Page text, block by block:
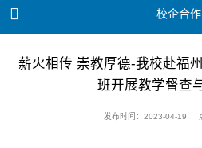
 校企合作
薪火相传 崇教厚德-我校赴福
班开展教学督查
发布时间：2023-04-19